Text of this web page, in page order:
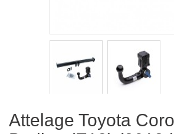
Attelage Toyota